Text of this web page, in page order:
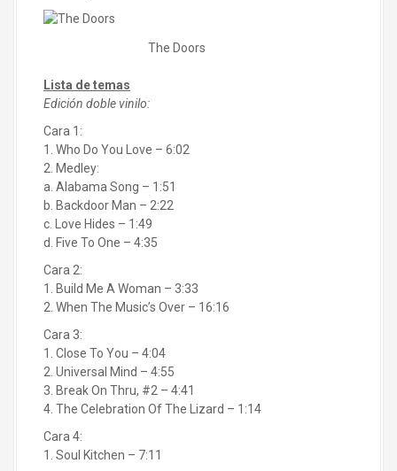
The Doors
Lista de temas
Edición doble vinilo:
Cara 1:
1. Who Do You Love – 6:02
2. Medley:
a. Alabama Song – 1:51
b. Backdoor Man – 2:22
c. Love Hides – 1:49
d. Five To One – 4:35
Cara 2:
1. Build Me A Woman – 3:33
2. When The Music’s Over – 16:16
Cara 3:
1. Close To You – 4:04
2. Universal Mind – 4:55
3. Break On Thru, #2 – 4:41
4. The Celebration Of The Lizard – 1:14
Cara 4:
1. Soul Kitchen – 7:11